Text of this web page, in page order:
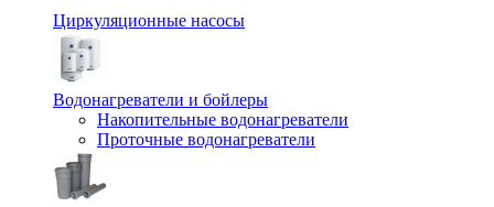
Циркуляционные насосы
Водонагреватели и бойлеры
Накопительные водонагреватели
Проточные водонагреватели